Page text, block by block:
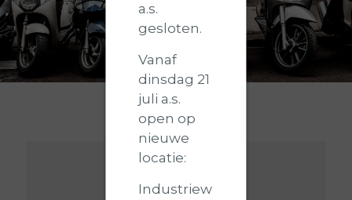
a.s.
gesloten.
Vanaf
dinsdag 21
juli a.s.
open op
nieuwe
locatie:
Industriew